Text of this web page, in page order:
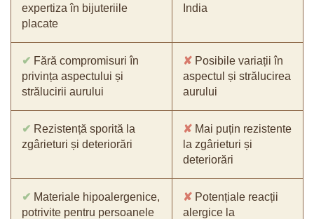
expertiza în bijuteriile
placate
India
✔ Fără compromisuri în
privința aspectului și
strălucirii aurului
✘ Posibile variații în
aspectul și strălucirea
aurului
✔ Rezistență sporită la
zgârieturi și deteriorări
✘ Mai puțin rezistente
la zgârieturi și
deteriorări
✔ Materiale hipoalergenice,
potrivite pentru persoanele
✘ Potențiale reacții
alergice la